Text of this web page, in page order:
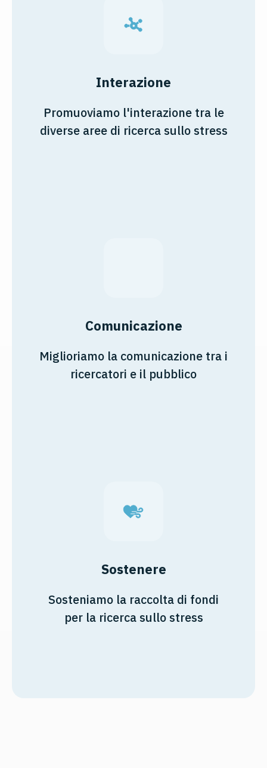
Interazione
Promuoviamo l'interazione tra le
diverse aree di ricerca sullo stress
Comunicazione
Miglioriamo la comunicazione tra i
ricercatori e il pubblico
Sostenere
Sosteniamo la raccolta di fondi
per la ricerca sullo stress